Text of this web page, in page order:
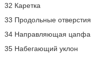
32 Каретка
33 Продольные отверстия
34 Направляющая цапфа
35 Набегающий уклон